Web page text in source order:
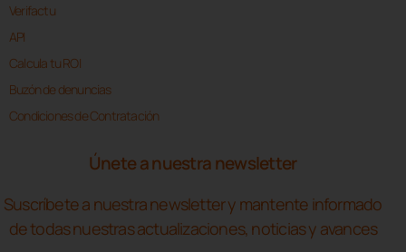
Verifactu
API
Calcula tu ROI
Buzón de denuncias
Condiciones de Contratación
Únete a nuestra newsletter
Suscríbete a nuestra newsletter y mantente informado
de todas nuestras actualizaciones, noticias y avances